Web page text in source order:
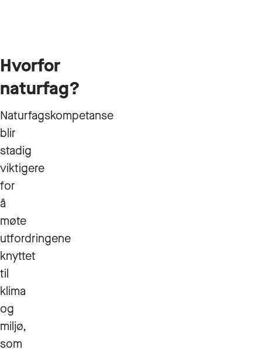
Hvorfor
naturfag?
Naturfagskompetanse
blir
stadig
viktigere
for
å
møte
utfordringene
knyttet
til
klima
og
miljø,
som